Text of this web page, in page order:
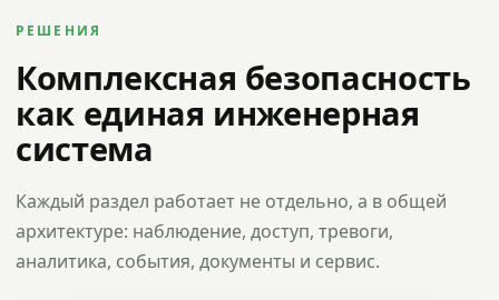
РЕШЕНИЯ
Комплексная безопасность
как единая инженерная
система
Каждый раздел работает не отдельно, а в общей
архитектуре: наблюдение, доступ, тревоги,
аналитика, события, документы и сервис.